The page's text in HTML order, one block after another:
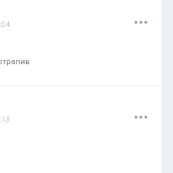
...
...